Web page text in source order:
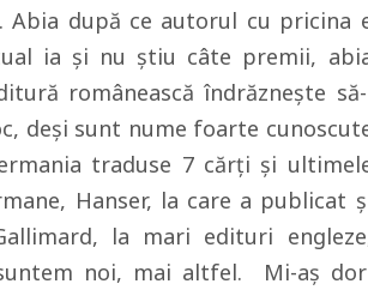
Abia după ce autorul cu pricina
ia şi nu ştiu câte premii,
românească îndrăzneşte
deşi sunt nume foarte
traduse 7 cărţi şi
Hanser, la care a publicat
la mari edituri
noi, mai altfel. Mi-aş